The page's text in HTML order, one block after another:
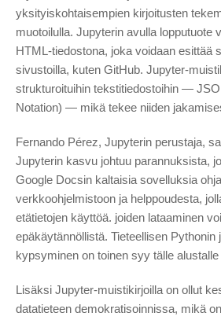
yksityiskohtaisempien kirjoitusten
muotoilulla. Jupyterin avulla lopputuote
HTML-tiedostona, joka voidaan esittää
sivustoilla, kuten GitHub. Jupyter-
strukturoituihin tekstitiedostoihin —
Notation) — mikä tekee niiden
Fernando Pérez, Jupyterin perustaja,
Jupyterin kasvu johtuu parannuksista,
Google Docsin kaltaisia ​​sovelluksia
verkkoohjelmistoon ja helppoudesta,
etätietojen käyttöä. joiden lataaminen
epäkäytännöllistä. Tieteellisen Pythonin
kypsyminen on toinen syy tälle
Lisäksi Jupyter-muistikirjoilla on ollut
datatieteen demokratisoinnissa, mikä